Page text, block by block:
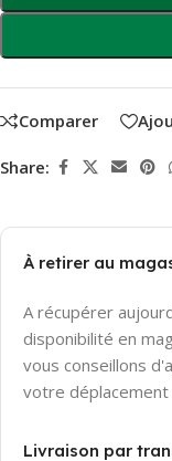
Comparer
Share:
À retirer au
A récupérer
disponibilité en
vous conseillons
votre déplacement
Livraison par